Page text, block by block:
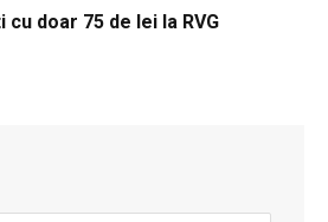
doar 75 de lei la RVG